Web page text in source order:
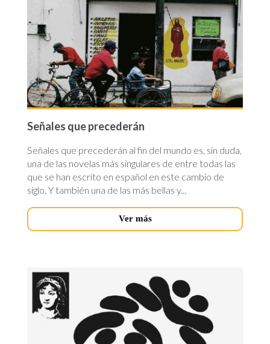
Señales que precederán
Señales que precederán al fin del mundo es, sin duda,
una de las novelas más singulares de entre todas las
que se han escrito en español en este cambio de
siglo. Y también una de las más bellas y...
Ver más
persuasion.jpg